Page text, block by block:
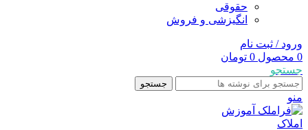
حقوقی
انگیزشی و فروش
ورود / ثبت نام
0 محصول 0 تومان
جستجو
جستجو
منو